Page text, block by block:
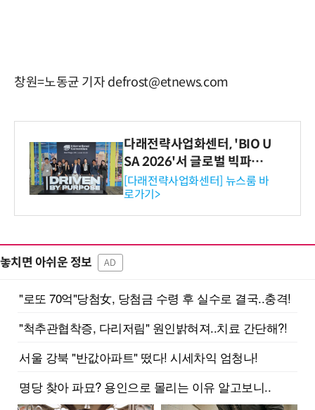
창원=노동균 기자 defrost@etnews.com
다래전략사업화센터, 'BIO U
SA 2026'서 글로벌 빅파마
와의 비즈니스 미팅 지원…K
-바이오 해외 진출 교두보 확
보
[다래전략사업화센터] 뉴스룸 바
로가기>
놓치면 아쉬운 정보 AD